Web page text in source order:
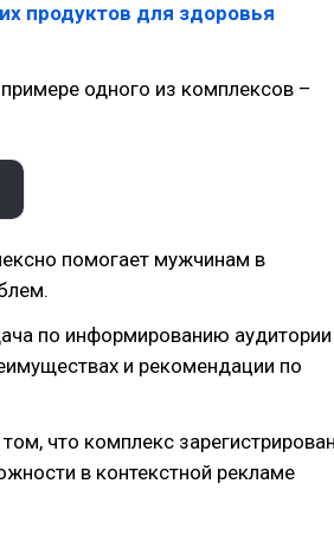
продуктов для здоровья
одного из комплексов –
помогает мужчинам в
по информированию аудитории
и рекомендации по
что комплекс
в контекстной рекламе